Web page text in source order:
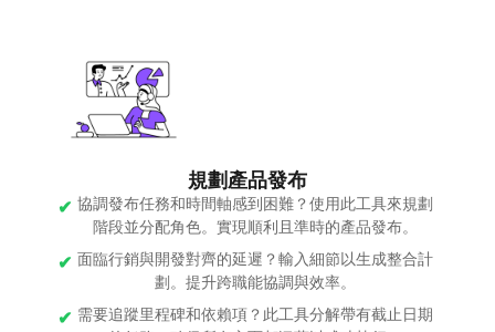
規劃產品發布
協調發布任務和時間軸感到困難？使用此工具來規劃
階段並分配角色。實現順利且準時的產品發布。
面臨行銷與開發對齊的延遲？輸入細節以生成整合計
劃。提升跨職能協調與效率。
需要追蹤里程碑和依賴項？此工具分解帶有截止日期